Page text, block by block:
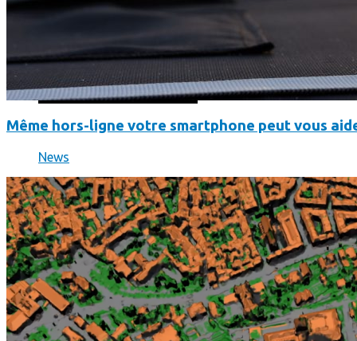
Même hors-ligne votre smartphone peut vous
News